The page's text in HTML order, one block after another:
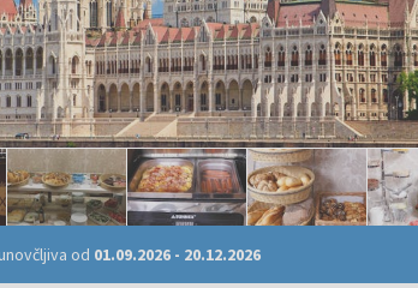
od 01.09.2026 - 20.12.2026